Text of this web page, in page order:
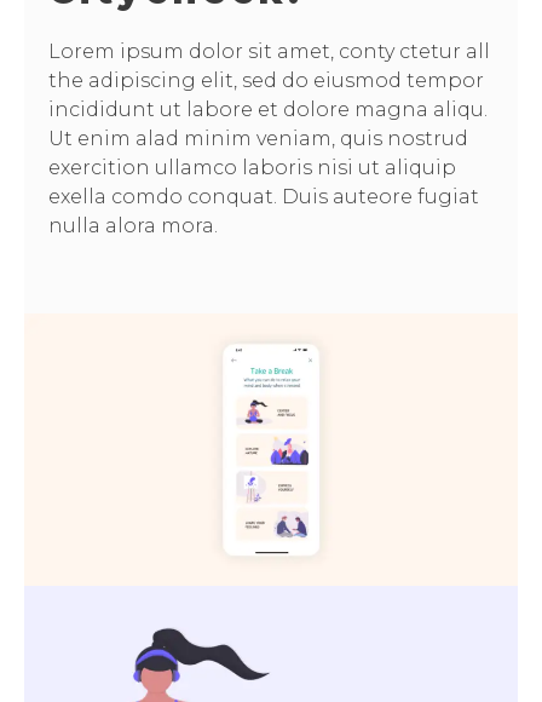
Lorem ipsum dolor sit amet, conty ctetur all
the adipiscing elit, sed do eiusmod tempor
incididunt ut labore et dolore magna aliqu.
Ut enim alad minim veniam, quis nostrud
exercition ullamco laboris nisi ut aliquip
exella comdo conquat. Duis auteore fugiat
nulla alora mora.